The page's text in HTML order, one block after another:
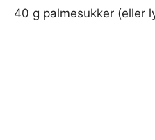
40 g palmesukker (eller